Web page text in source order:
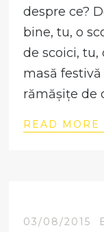
despre ce?
bine, tu, o
de scoici,
masă
rămășițe de
READ MORE
03/08/2015